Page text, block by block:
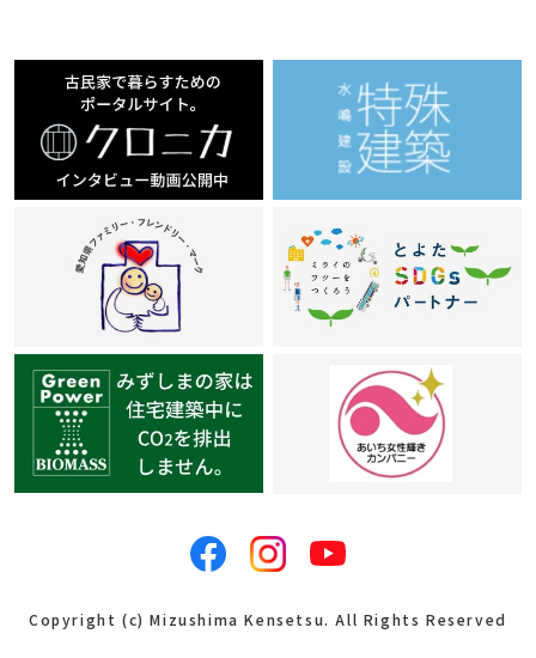
Copyright (c) Mizushima Kensetsu. All Rights Reserved